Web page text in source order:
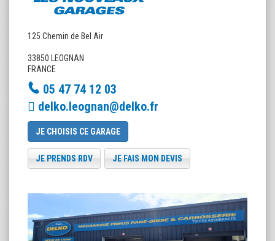
125 Chemin de Bel Air
33850 LEOGNAN
FRANCE
05 47 74 12 03
delko.leognan@delko.fr
JE CHOISIS CE GARAGE
JE PRENDS RDV JE FAIS MON DEVIS